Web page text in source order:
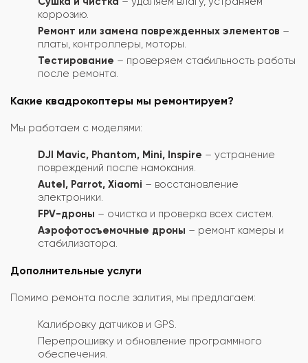
коррозию.
Ремонт или замена поврежденных элементов –
платы, контроллеры, моторы.
Тестирование – проверяем стабильность работы
после ремонта.
Какие квадрокоптеры мы ремонтируем?
Мы работаем с моделями:
DJI Mavic, Phantom, Mini, Inspire – устранение
повреждений после намокания.
Autel, Parrot, Xiaomi – восстановление
электроники.
FPV-дроны – очистка и проверка всех систем.
Аэрофотосъемочные дроны – ремонт камеры и
стабилизатора.
Дополнительные услуги
Помимо ремонта после залития, мы предлагаем:
Калибровку датчиков и GPS.
Перепрошивку и обновление программного
обеспечения.